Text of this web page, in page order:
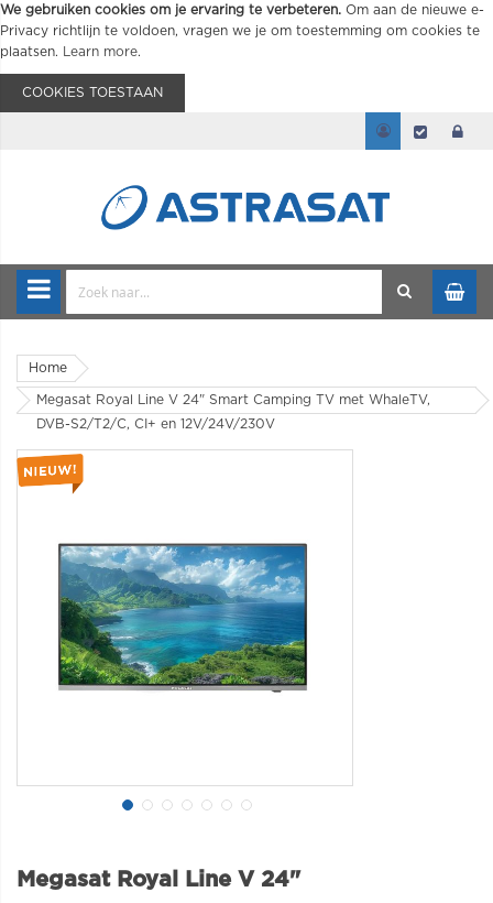
We gebruiken cookies om je ervaring te verbeteren. Om aan de nieuwe e-
Privacy richtlijn te voldoen, vragen we je om toestemming om cookies te
plaatsen.
Learn more.
COOKIES TOESTAAN
Home
Megasat Royal Line V 24" Smart Camping TV met WhaleTV,
DVB-S2/T2/C, CI+ en 12V/24V/230V
Megasat Royal Line V 24"